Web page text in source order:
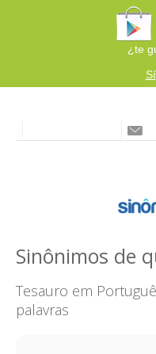
¿te
Sí
Sinônimos de
Tesauro em
palavras